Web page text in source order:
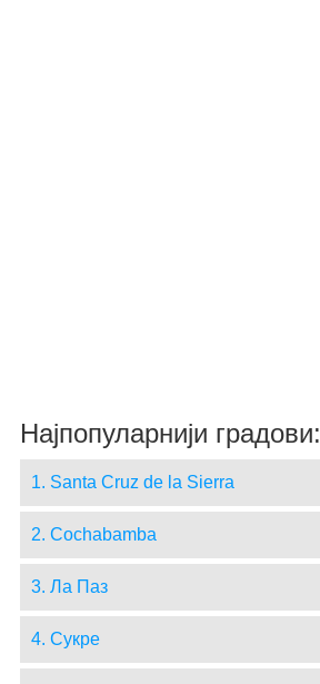
Најпопуларнији градови:
1. Santa Cruz de la Sierra
2. Cochabamba
3. Ла Паз
4. Сукре